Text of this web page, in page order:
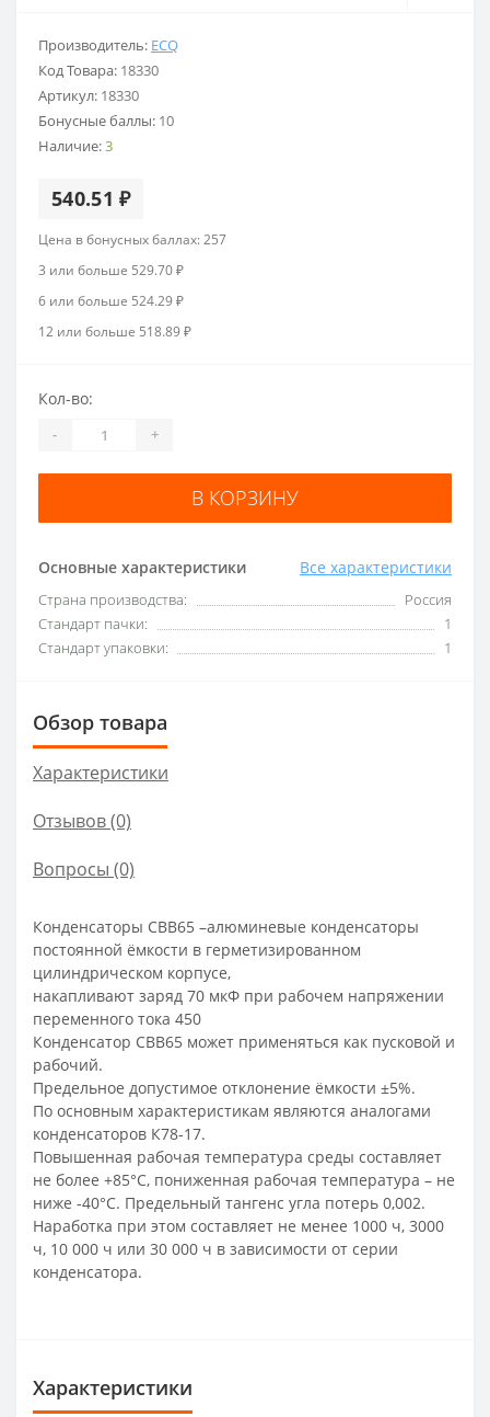
Производитель: ECQ
Код Товара: 18330
Артикул: 18330
Бонусные баллы: 10
Наличие:3
540.51 ₽
Цена в бонусных баллах: 257
3 или больше 529.70 ₽
6 или больше 524.29 ₽
12 или больше 518.89 ₽
Основные характеристики Все характеристики
Страна производства:
Россия
Стандарт пачки:
1
Стандарт упаковки:
1
Кол-во:
- +
В КОРЗИНУ
Обзор товара
Характеристики
Отзывов (0)
Вопросы (0)
Конденсаторы CBB65 –алюминевые конденсаторы
постоянной ёмкости в герметизированном
цилиндрическом корпусе,
накапливают заряд 70 мкФ при рабочем напряжении
переменного тока 450
Конденсатор CBB65 может применяться как пусковой и
рабочий.
Предельное допустимое отклонение ёмкости ±5%.
По основным характеристикам являются аналогами
конденсаторов К78-17.
Повышенная рабочая температура среды составляет
не более +85°С, пониженная рабочая температура – не
ниже -40°С. Предельный тангенс угла потерь 0,002.
Наработка при этом составляет не менее 1000 ч, 3000
ч, 10 000 ч или 30 000 ч в зависимости от серии
конденсатора.
Характеристики